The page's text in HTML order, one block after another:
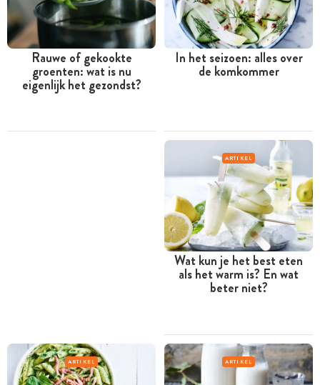
Rauwe of gekookte
groenten: wat is nu
eigenlijk het gezondst?
In het seizoen: alles over
de komkommer
ARTIKEL
Wat kun je het best eten
als het warm is? En wat
beter niet?
ARTIKEL ARTIKEL